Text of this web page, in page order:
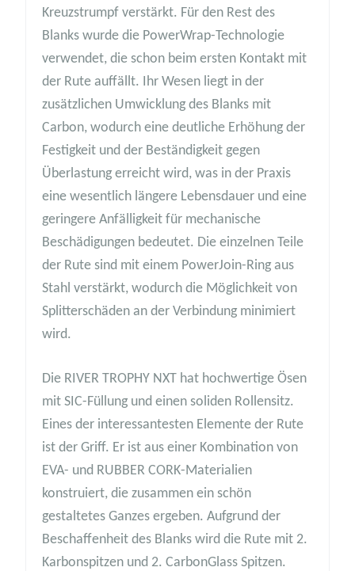
Kreuzstrumpf verstärkt. Für den Rest des
Blanks wurde die PowerWrap-Technologie
verwendet, die schon beim ersten Kontakt mit
der Rute auffällt. Ihr Wesen liegt in der
zusätzlichen Umwicklung des Blanks mit
Carbon, wodurch eine deutliche Erhöhung der
Festigkeit und der Beständigkeit gegen
Überlastung erreicht wird, was in der Praxis
eine wesentlich längere Lebensdauer und eine
geringere Anfälligkeit für mechanische
Beschädigungen bedeutet. Die einzelnen Teile
der Rute sind mit einem PowerJoin-Ring aus
Stahl verstärkt, wodurch die Möglichkeit von
Splitterschäden an der Verbindung minimiert
wird.
Die RIVER TROPHY NXT hat hochwertige Ösen
mit SIC-Füllung und einen soliden Rollensitz.
Eines der interessantesten Elemente der Rute
ist der Griff. Er ist aus einer Kombination von
EVA- und RUBBER CORK-Materialien
konstruiert, die zusammen ein schön
gestaltetes Ganzes ergeben. Aufgrund der
Beschaffenheit des Blanks wird die Rute mit 2.
Karbonspitzen und 2. CarbonGlass Spitzen.